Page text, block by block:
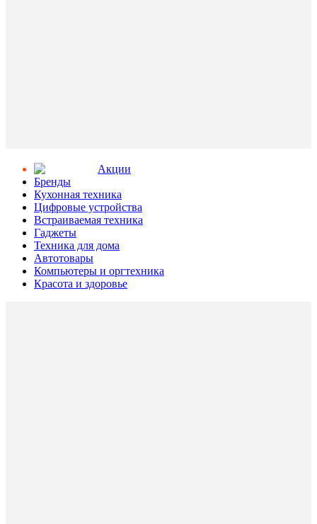
Aкции
Бренды
Кухонная техника
Цифровые устройства
Встраиваемая техника
Гаджеты
Техника для дома
Автотовары
Компьютеры и оргтехника
Красота и здоровье